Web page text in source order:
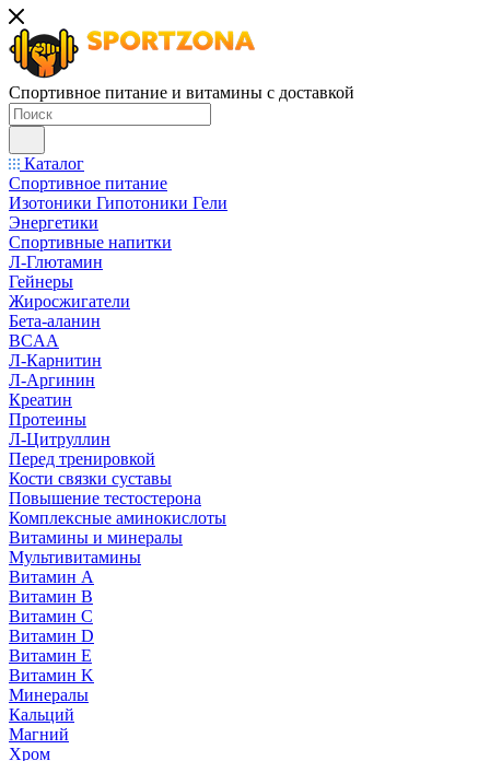
Спортивное питание и витамины с доставкой
Каталог
Спортивное питание
Изотоники Гипотоники Гели
Энергетики
Спортивные напитки
Л-Глютамин
Гейнеры
Жиросжигатели
Бета-аланин
BCAA
Л-Карнитин
Л-Аргинин
Креатин
Протеины
Л-Цитруллин
Перед тренировкой
Кости связки суставы
Повышение тестостерона
Комплексные аминокислоты
Витамины и минералы
Мультивитамины
Витамин A
Витамин B
Витамин C
Витамин D
Витамин E
Витамин K
Минералы
Кальций
Магний
Хром